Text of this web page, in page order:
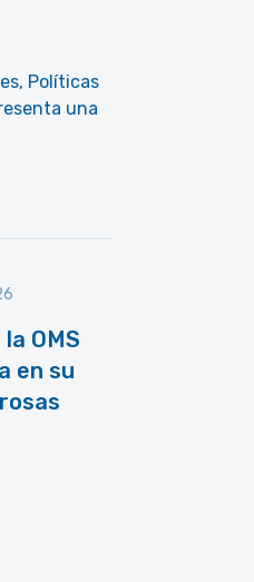
Políticas
una
OMS
en su